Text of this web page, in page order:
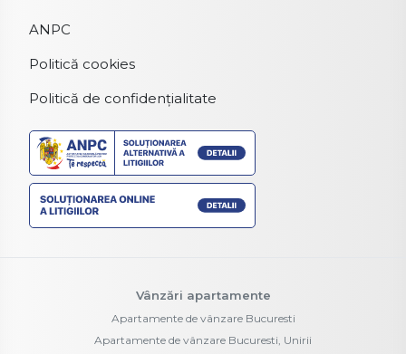
ANPC
Politică cookies
Politică de confidențialitate
Vânzări apartamente
Apartamente de vânzare Bucuresti
Apartamente de vânzare Bucuresti, Unirii